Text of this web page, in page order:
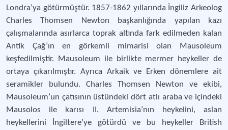
Londra’ya götürmüştür. 1857-1862 yıllarında İngiliz Arkeolog
Charles Thomsen Newton başkanlığında yapılan kazı
çalışmalarında asırlarca toprak altında fark edilmeden kalan
Antik Çağ’ın en görkemli mimarisi olan Mausoleum
keşfedilmiştir. Mausoleum ile birlikte mermer heykeller de
ortaya çıkarılmıştır. Ayrıca Arkaik ve Erken dönemlere ait
seramikler bulundu. Charles Thomsen Newton ve ekibi,
Mausoleum’un çatısının üstündeki dört atlı araba ve içindeki
Mausolos ile karısı II. Artemisia’nın heykelini, aslan
heykellerini İngiltere’ye götürdü ve bu heykeller British